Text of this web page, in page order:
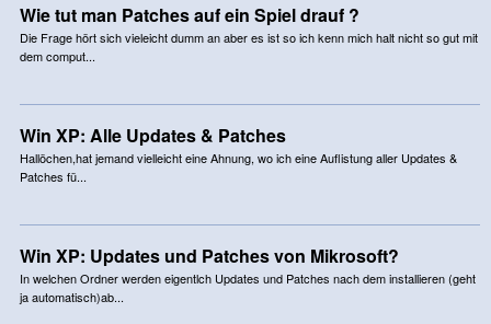
Wie tut man Patches auf ein Spiel drauf ?
Die Frage hört sich vieleicht dumm an aber es ist so ich kenn mich halt nicht so gut mit
dem comput...
Win XP: Alle Updates & Patches
Hallöchen,hat jemand vielleicht eine Ahnung, wo ich eine Auflistung aller Updates &
Patches fü...
Win XP: Updates und Patches von Mikrosoft?
In welchen Ordner werden eigentlch Updates und Patches nach dem installieren (geht
ja automatisch)ab...